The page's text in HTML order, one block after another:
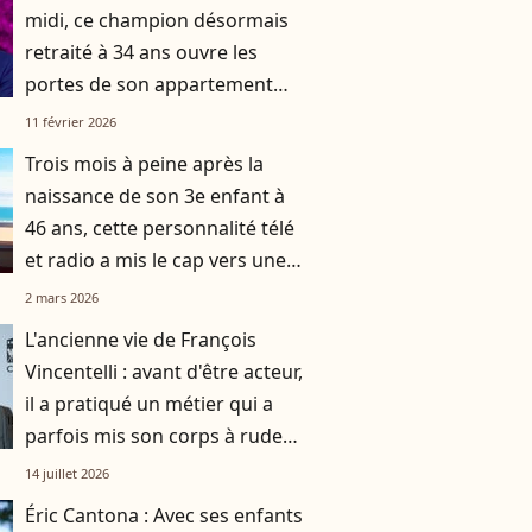
midi, ce champion désormais
retraité à 34 ans ouvre les
portes de son appartement
acheté grâce à sa cagnotte
11 février 2026
Trois mois à peine après la
naissance de son 3e enfant à
46 ans, cette personnalité télé
et radio a mis le cap vers une
destination chic et prisée
2 mars 2026
L'ancienne vie de François
Vincentelli : avant d'être acteur,
il a pratiqué un métier qui a
parfois mis son corps à rude
épreuve, la preuve en images
14 juillet 2026
Éric Cantona : Avec ses enfants